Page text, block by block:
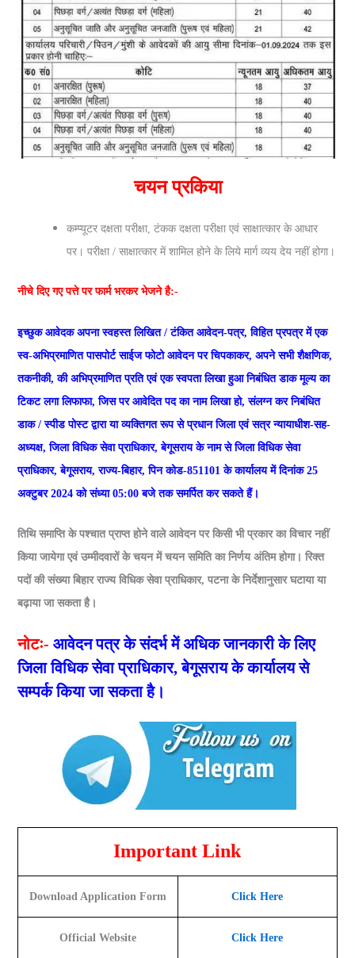
चयन प्रकिया
कम्प्यूटर दक्षता परीक्षा, टंकक दक्षता परीक्षा एवं साक्षात्कार के आधार
पर। परीक्षा / साक्षात्कार में शामिल होने के लिये मार्ग व्यय देय नहीं होगा।
नीचे दिए गए पत्ते पर फार्म भरकर भेजने है:-
इच्छुक आवेदक अपना स्वहस्त लिखित / टंकित आवेदन-पत्र, विहित प्रपत्र में एक
स्व-अभिप्रमाणित पासपोर्ट साईज फोटो आवेदन पर चिपकाकर, अपने सभी शैक्षणिक,
तकनीकी, की अभिप्रमाणित प्रति एवं एक स्वपता लिखा हुआ निबंधित डाक मूल्य का
टिकट लगा लिफाफा, जिस पर आवेदित पद का नाम लिखा हो, संलग्न कर निबंधित
डाक / स्पीड पोस्ट द्वारा या व्यक्तिगत रूप से प्रधान जिला एवं सत्र न्यायाधीश-सह-
अध्यक्ष, जिला विधिक सेवा प्राधिकार, बेगूसराय के नाम से जिला विधिक सेवा
प्राधिकार, बेगूसराय, राज्य-बिहार, पिन कोड-851101 के कार्यालय में दिनांक 25
अक्टुबर 2024 को संध्या 05:00 बजे तक समर्पित कर सकते हैं।
तिथि समाप्ति के पश्चात प्राप्त होने वाले आवेदन पर किसी भी प्रकार का विचार नहीं
किया जायेगा एवं उम्मीदवारों के चयन में चयन समिति का निर्णय अंतिम होगा। रिक्त
पदों की संख्या बिहार राज्य विधिक सेवा प्राधिकार, पटना के निर्देशानुसार घटाया या
बढ़ाया जा सकता है।
नोटः- आवेदन पत्र के संदर्भ में अधिक जानकारी के लिए
जिला विधिक सेवा प्राधिकार, बेगूसराय के कार्यालय से
सम्पर्क किया जा सकता है।
Important Link
Download Application Form Click Here
Official Website Click Here